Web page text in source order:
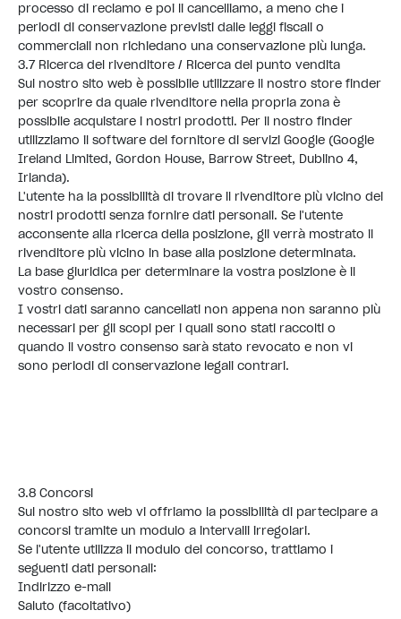
processo di reclamo e poi li cancelliamo, a meno che i
periodi di conservazione previsti dalle leggi fiscali o
commerciali non richiedano una conservazione più lunga.
3.7 Ricerca del rivenditore / Ricerca del punto vendita
Sul nostro sito web è possibile utilizzare il nostro store finder
per scoprire da quale rivenditore nella propria zona è
possibile acquistare i nostri prodotti. Per il nostro finder
utilizziamo il software del fornitore di servizi Google (Google
Ireland Limited, Gordon House, Barrow Street, Dublino 4,
Irlanda).
L'utente ha la possibilità di trovare il rivenditore più vicino dei
nostri prodotti senza fornire dati personali. Se l'utente
acconsente alla ricerca della posizione, gli verrà mostrato il
rivenditore più vicino in base alla posizione determinata.
La base giuridica per determinare la vostra posizione è il
vostro consenso.
I vostri dati saranno cancellati non appena non saranno più
necessari per gli scopi per i quali sono stati raccolti o
quando il vostro consenso sarà stato revocato e non vi
sono periodi di conservazione legali contrari.
3.8 Concorsi
Sul nostro sito web vi offriamo la possibilità di partecipare a
concorsi tramite un modulo a intervalli irregolari.
Se l'utente utilizza il modulo del concorso, trattiamo i
seguenti dati personali:
Indirizzo e-mail
Saluto (facoltativo)